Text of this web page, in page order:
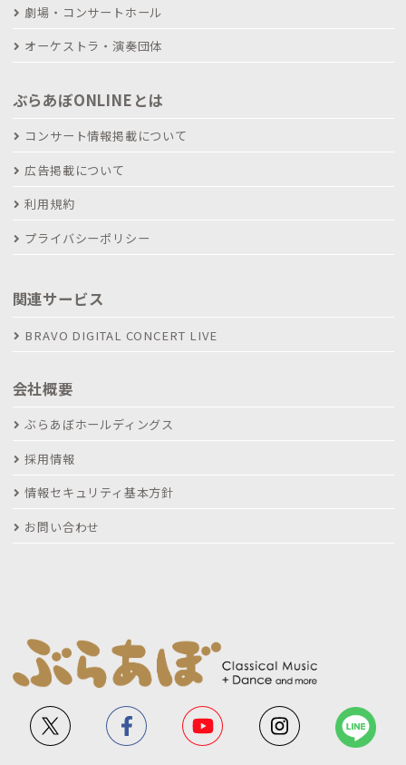
劇場・コンサートホール
オーケストラ・演奏団体
ぶらあぼONLINEとは
コンサート情報掲載について
広告掲載について
利用規約
プライバシーポリシー
関連サービス
BRAVO DIGITAL CONCERT LIVE
会社概要
ぶらあぼホールディングス
採用情報
情報セキュリティ基本方針
お問い合わせ